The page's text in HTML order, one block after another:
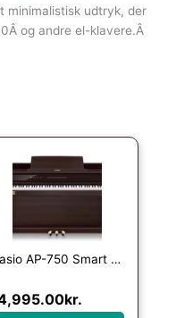
udtryk, der
og andre el-klavere.Â
Casio AP-750 Smart Hybrid Celviano – El Klaver – Brun
kr.